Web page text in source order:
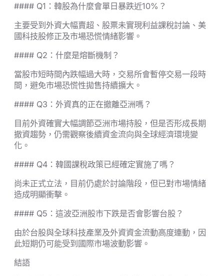
#### Q1：韓股為什麼會單日暴跌近10%？
主要受到外資大幅賣超、股票未實現利益課稅討論、美
國科技股修正及市場恐慌情緒影響。
#### Q2：什麼是熔斷機制？
當股市短時間內跌幅過大時，交易所會暫停交易一段時
間，避免市場恐慌性拋售持續擴大。
#### Q3：外資真的正在撤離亞洲嗎？
目前外資確實大幅調節亞洲市場持股，但是否形成長期
撤資趨勢，仍需觀察後續資金流向與全球經濟環境變
化。
#### Q4：韓國課稅政策已經確定實施了嗎？
尚未正式立法，目前仍處於討論階段，但已對市場情緒
造成明顯衝擊。
#### Q5：這波亞洲股市下跌是否會影響台股？
由於台股與全球科技產業及外資資金流動高度連動，因
此短期仍可能受到國際市場波動影響。
結語